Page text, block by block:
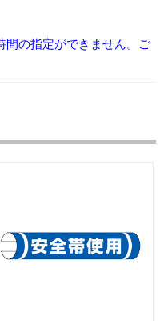
の指定ができません。ご